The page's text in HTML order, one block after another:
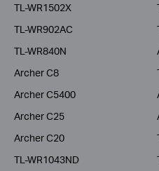
TL-WR1502X
TL-WR902AC
TL-WR840N
Archer C8
Archer C5400
Archer C25
Archer C20
TL-WR1043ND